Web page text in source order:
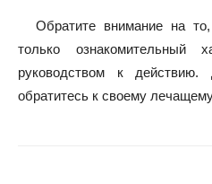
Обратите внимание на
только ознакомительный
руководством к действию.
обратитесь к своему